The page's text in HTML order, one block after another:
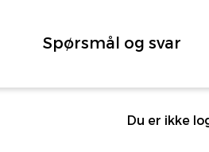
Spørsmål og svar
Du er ikke